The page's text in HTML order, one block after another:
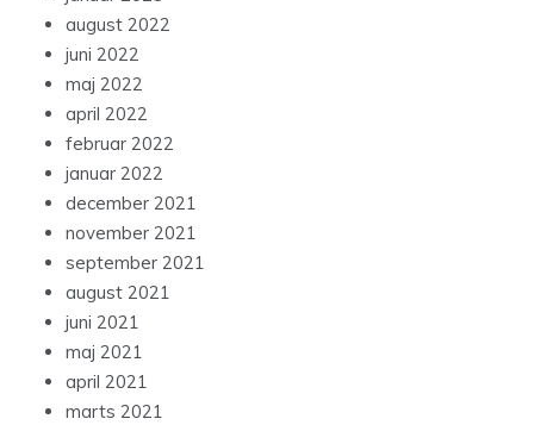
august 2022
juni 2022
maj 2022
april 2022
februar 2022
januar 2022
december 2021
november 2021
september 2021
august 2021
juni 2021
maj 2021
april 2021
marts 2021